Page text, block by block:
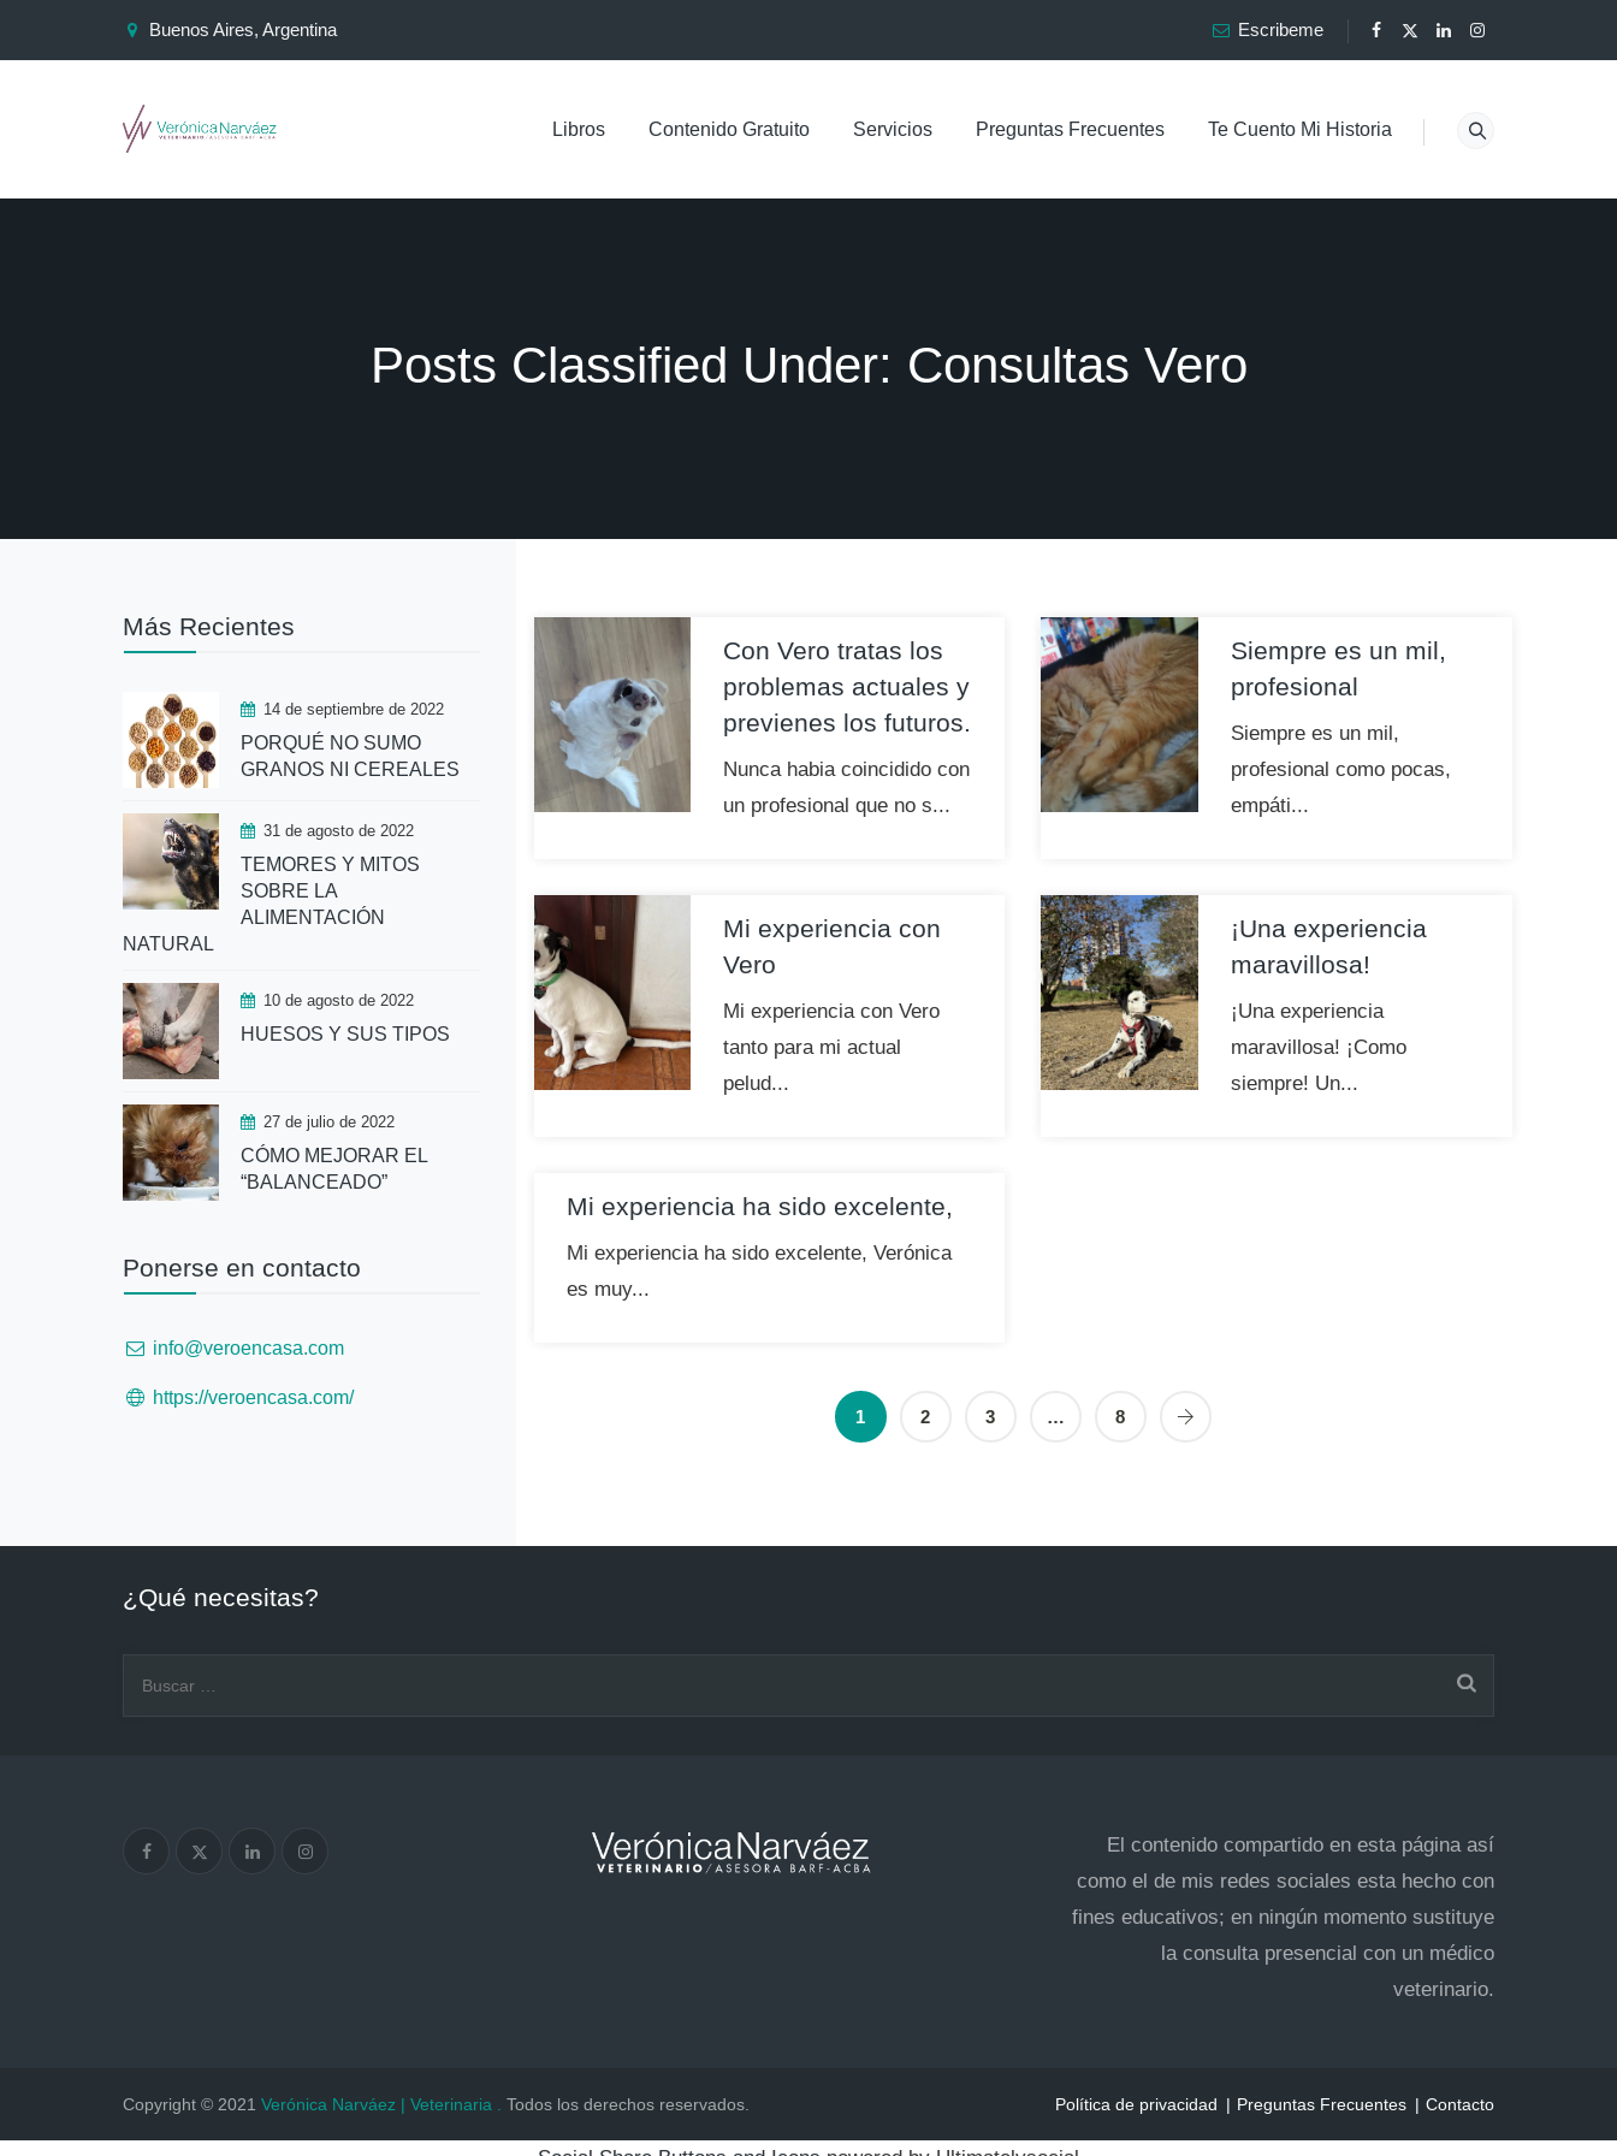
Buenos Aires, Argentina Escribeme
Libros Contenido Gratuito Servicios Preguntas Frecuentes Te Cuento Mi Historia
Posts Classified Under: Consultas Vero
Con Vero tratas los
problemas actuales y
previenes los futuros.
Nunca habia coincidido con
un profesional que no s...
Siempre es un mil,
profesional
Siempre es un mil,
profesional como pocas,
empáti...
Mi experiencia con
Vero
Mi experiencia con Vero
tanto para mi actual
pelud...
¡Una experiencia
maravillosa!
¡Una experiencia
maravillosa! ¡Como
siempre! Un...
Mi experiencia ha sido excelente,
Mi experiencia ha sido excelente, Verónica
es muy...
1 2 3 … 8
Más Recientes
14 de septiembre de 2022
PORQUÉ NO SUMO
GRANOS NI CEREALES
31 de agosto de 2022
TEMORES Y MITOS
SOBRE LA
ALIMENTACIÓN
NATURAL
10 de agosto de 2022
HUESOS Y SUS TIPOS
27 de julio de 2022
CÓMO MEJORAR EL
“BALANCEADO”
Ponerse en contacto
info@veroencasa.com
https://veroencasa.com/
¿Qué necesitas?
El contenido compartido en esta página así
como el de mis redes sociales esta hecho con
fines educativos; en ningún momento sustituye
la consulta presencial con un médico
veterinario.
Copyright © 2021 Verónica Narváez | Veterinaria . Todos los derechos reservados. Política de privacidad Preguntas Frecuentes Contacto